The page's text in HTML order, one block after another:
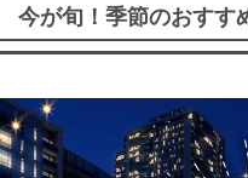
今が旬！季節のおすす